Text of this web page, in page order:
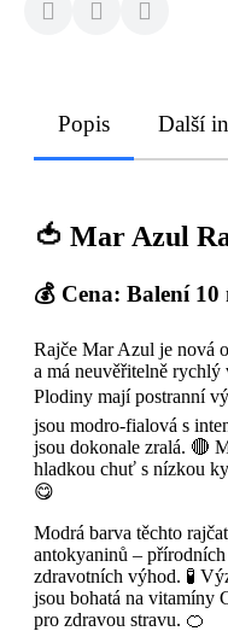
Popis Další
🍅 Mar Azul
💰 Cena: Balení 10
Rajče Mar Azul je nová
a má neuvěřitelně
Plodiny mají postranní
jsou modro-fialová s
jsou dokonale zralá. 🔴
hladkou chuť s nízkou
😋
Modrá barva těchto
antokyaninů –
zdravotních výhod. 🧪
jsou bohatá na vitamíny
pro zdravou stravu. 🍊